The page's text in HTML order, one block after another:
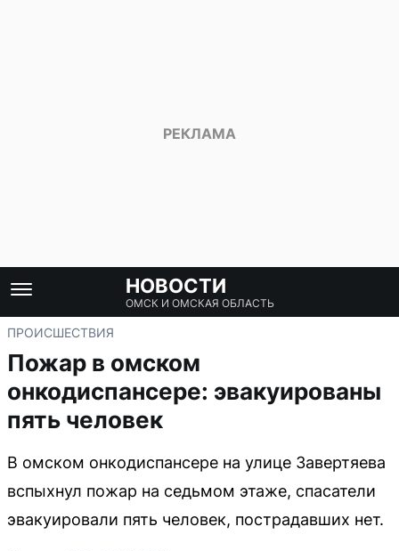
НОВОСТИ
ОМСК И ОМСКАЯ ОБЛАСТЬ
ПРОИСШЕСТВИЯ
Пожар в омском
онкодиспансере: эвакуированы
пять человек
В омском онкодиспансере на улице Завертяева
вспыхнул пожар на седьмом этаже, спасатели
эвакуировали пять человек, пострадавших нет.